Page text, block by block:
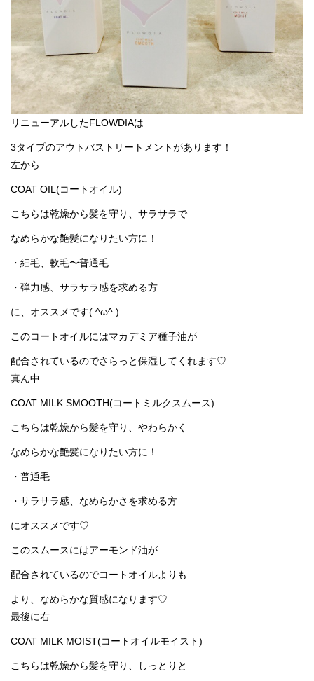
リニューアルしたFLOWDIAは
3タイプのアウトバストリートメントがあります！
左から
COAT OIL(コートオイル)
こちらは乾燥から髪を守り、サラサラで
なめらかな艶髪になりたい方に！
・細毛、軟毛〜普通毛
・弾力感、サラサラ感を求める方
に、オススメです( ^ω^ )
このコートオイルにはマカデミア種子油が
配合されているのでさらっと保湿してくれます♡
真ん中
COAT MILK SMOOTH(コートミルクスムース)
こちらは乾燥から髪を守り、やわらかく
なめらかな艶髪になりたい方に！
・普通毛
・サラサラ感、なめらかさを求める方
にオススメです♡
このスムースにはアーモンド油が
配合されているのでコートオイルよりも
より、なめらかな質感になります♡
最後に右
COAT MILK MOIST(コートオイルモイスト)
こちらは乾燥から髪を守り、しっとりと